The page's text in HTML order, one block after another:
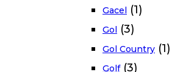
Gacel (1)
Gol (3)
Gol Country (1)
Golf (3)